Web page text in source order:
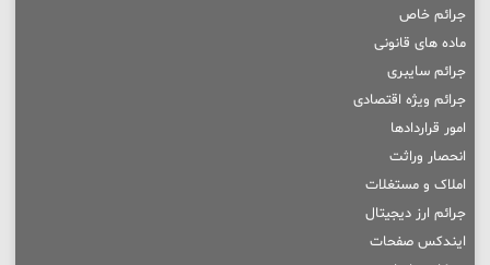
جرائم خاص
ماده های قانونی
جرائم سایبری
جرائم ویژه اقتصادی
امور قراردادها
انحصار وراثت
املاک و مستغلات
جرائم ارز دیجیتال
ایندکس صفحات